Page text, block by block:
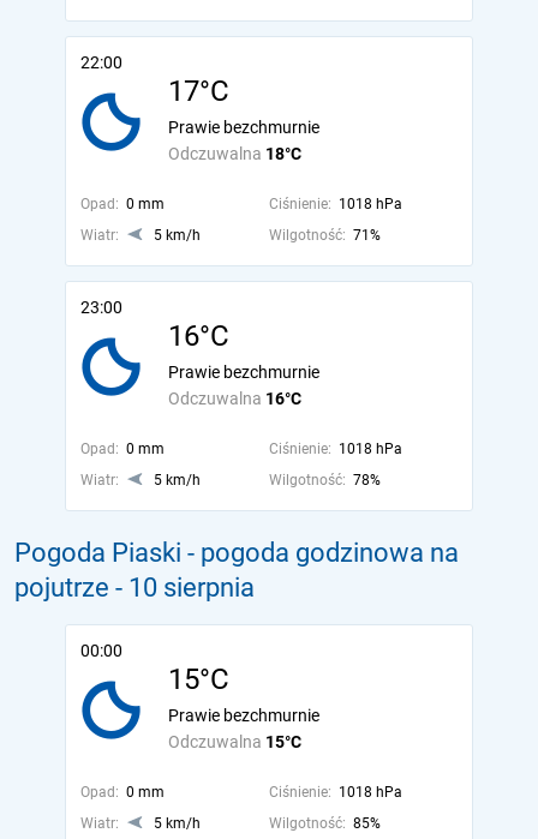
22:00
17°C
Odczuwalna 18°C
Prawie bezchmurnie
Opad: 0 mm Ciśnienie: 1018 hPa
Wiatr:
5 km/h Wilgotność: 71%
23:00
16°C
Odczuwalna 16°C
Prawie bezchmurnie
Opad: 0 mm Ciśnienie: 1018 hPa
Wiatr:
5 km/h Wilgotność: 78%
Pogoda Piaski - pogoda godzinowa na
pojutrze - 10 sierpnia
00:00
15°C
Odczuwalna 15°C
Prawie bezchmurnie
Opad: 0 mm Ciśnienie: 1018 hPa
Wiatr:
5 km/h Wilgotność: 85%